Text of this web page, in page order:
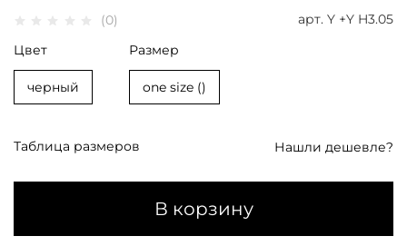
(0) арт. Y +Y H3.05
Таблица размеров Нашли дешевле?
В корзину
Цвет
черный
Размер
one size ()